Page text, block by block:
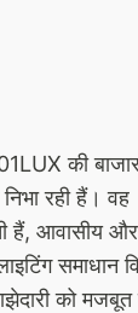
की
रही हैं। वह
हैं, आवासीय और
समाधान
को